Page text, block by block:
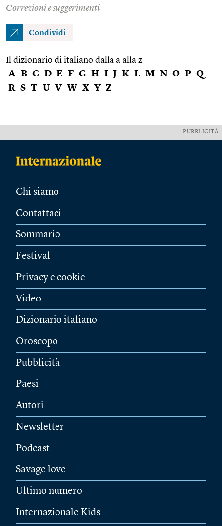
Correzioni e suggerimenti
Condividi
Il dizionario di italiano dalla a alla z
A B C D E F G H I J K L M N O P Q
R S T U V W X Y Z
PUBBLICITÀ
Chi siamo
Contattaci
Sommario
Festival
Privacy e cookie
Video
Dizionario italiano
Oroscopo
Pubblicità
Paesi
Autori
Newsletter
Podcast
Savage love
Ultimo numero
Internazionale Kids